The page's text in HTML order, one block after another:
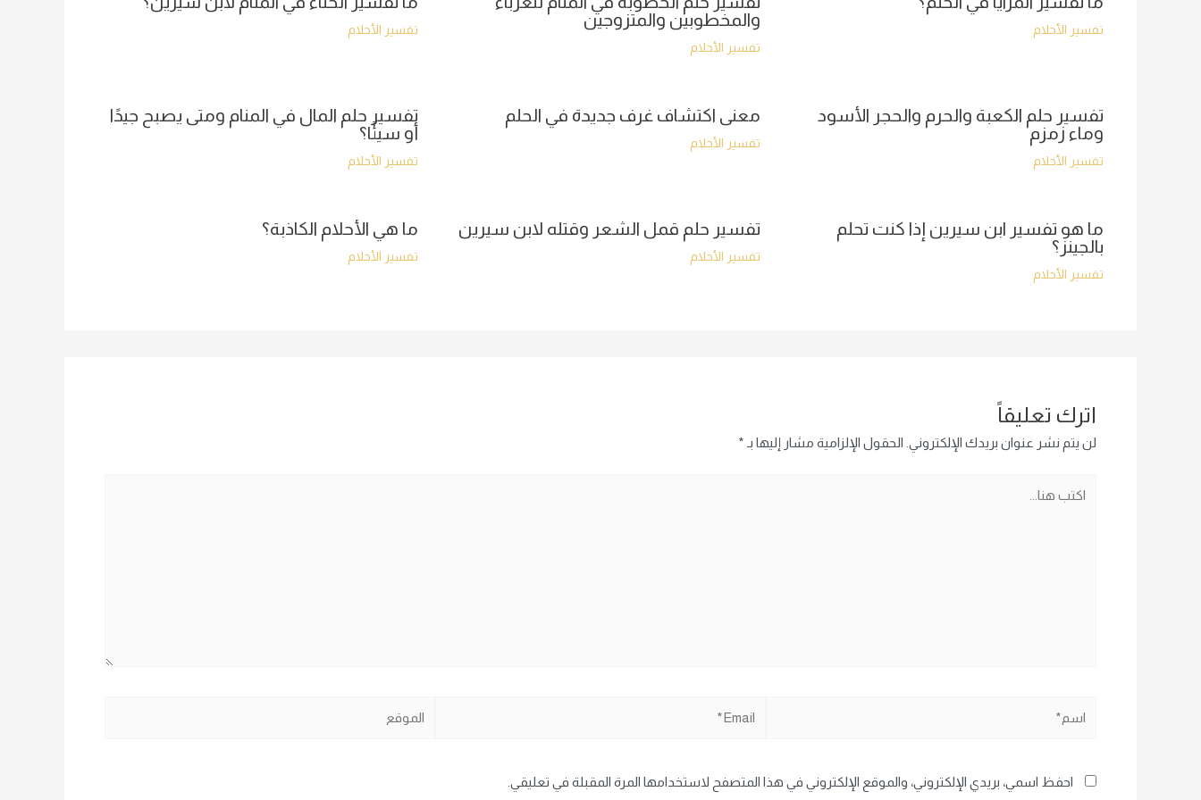
تفسير الأحلام
والمخطوبين والمتزوجين
تفسير الأحلام
تفسير الأحلام
تفسير حلم الكعبة والحرم والحجر الأسود
وماء زمزم
تفسير الأحلام
معنى اكتشاف غرف جديدة في الحلم
تفسير الأحلام
تفسير حلم المال في المنام ومتى يصبح جيدًا
أو سيئًا؟
تفسير الأحلام
ما هو تفسير ابن سيرين إذا كنت تحلم
بالجينز؟
تفسير الأحلام
تفسير حلم قمل الشعر وقتله لابن سيرين
تفسير الأحلام
ما هي الأحلام الكاذبة؟
تفسير الأحلام
اترك تعليقاً
لن يتم نشر عنوان بريدك الإلكتروني. الحقول الإلزامية مشار إليها بـ *
هنا...
احفظ اسمي، بريدي الإلكتروني، والموقع الإلكتروني في هذا المتصفح لاستخدامها المرة المقبلة في تعليقي.